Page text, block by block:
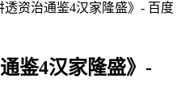
透资治通鉴4汉家隆盛》- 百度
鉴4汉家隆盛》-